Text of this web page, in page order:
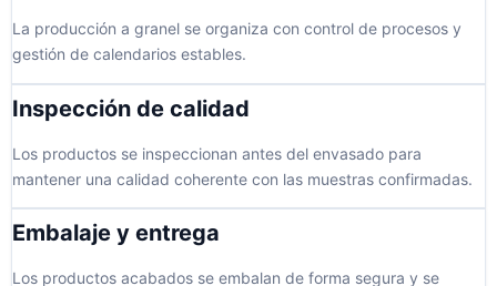
La producción a granel se organiza con control de procesos y
gestión de calendarios estables.
Inspección de calidad
Los productos se inspeccionan antes del envasado para
mantener una calidad coherente con las muestras confirmadas.
Embalaje y entrega
Los productos acabados se embalan de forma segura y se